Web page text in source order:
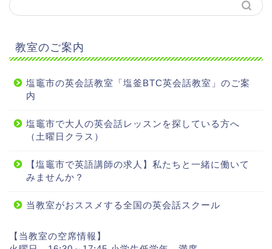
教室のご案内
塩竈市の英会話教室「塩釜BTC英会話教室」のご案
内
塩竈市で大人の英会話レッスンを探している方へ
（土曜日クラス）
【塩竈市で英語講師の求人】私たちと一緒に働いて
みませんか？
当教室がおススメする全国の英会話スクール
【当教室の空席情報】